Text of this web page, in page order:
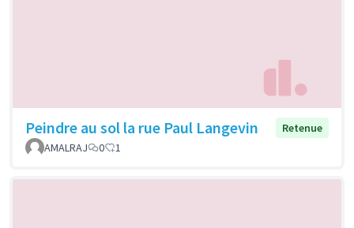
Peindre au sol la rue Paul Langevin
Retenue
AMALRAJ
0 1